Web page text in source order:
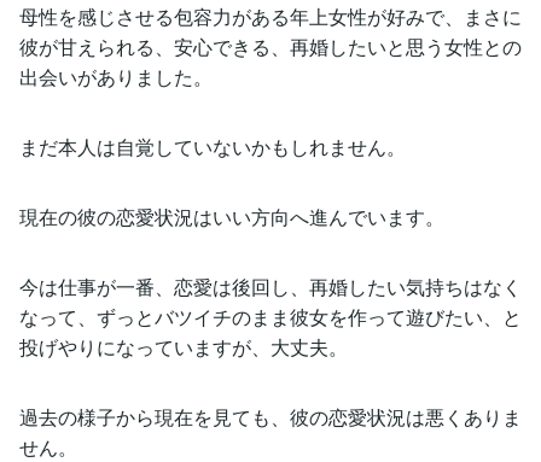
母性を感じさせる包容力がある年上女性が好みで、まさに
彼が甘えられる、安心できる、再婚したいと思う女性との
出会いがありました。
まだ本人は自覚していないかもしれません。
現在の彼の恋愛状況はいい方向へ進んでいます。
今は仕事が一番、恋愛は後回し、再婚したい気持ちはなく
なって、ずっとバツイチのまま彼女を作って遊びたい、と
投げやりになっていますが、大丈夫。
過去の様子から現在を見ても、彼の恋愛状況は悪くありま
せん。